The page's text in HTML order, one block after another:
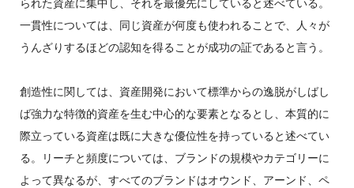
一貫性については、同じ資産が何度も使われることで、人々が
うんざりするほどの認知を得ることが成功の証であると言う。
創造性に関しては、資産開発において標準からの逸脱がしばし
ば強力な特徴的資産を生む中心的な要素となるとし、本質的に
際立っている資産は既に大きな優位性を持っていると述べてい
る。リーチと頻度については、ブランドの規模やカテゴリーに
よって異なるが、すべてのブランドはオウンド、アーンド、ペ